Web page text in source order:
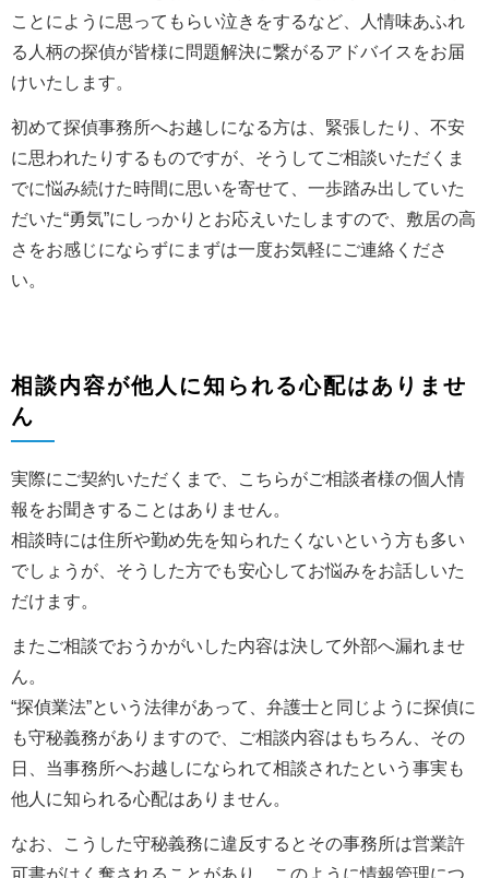
ことにように思ってもらい泣きをするなど、人情味あふれ
る人柄の探偵が皆様に問題解決に繋がるアドバイスをお届
けいたします。
初めて探偵事務所へお越しになる方は、緊張したり、不安
に思われたりするものですが、そうしてご相談いただくま
でに悩み続けた時間に思いを寄せて、一歩踏み出していた
だいた“勇気”にしっかりとお応えいたしますので、敷居の高
さをお感じにならずにまずは一度お気軽にご連絡くださ
い。
相談内容が他人に知られる心配はありませ
ん
実際にご契約いただくまで、こちらがご相談者様の個人情
報をお聞きすることはありません。
相談時には住所や勤め先を知られたくないという方も多い
でしょうが、そうした方でも安心してお悩みをお話しいた
だけます。
またご相談でおうかがいした内容は決して外部へ漏れませ
ん。
“探偵業法”という法律があって、弁護士と同じように探偵に
も守秘義務がありますので、ご相談内容はもちろん、その
日、当事務所へお越しになられて相談されたという事実も
他人に知られる心配はありません。
なお、こうした守秘義務に違反するとその事務所は営業許
可書がはく奪されることがあり、このように情報管理につ